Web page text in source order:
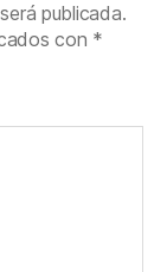
publicada.
con *